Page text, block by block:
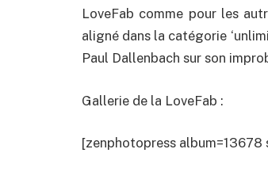
LoveFab comme pour les
aligné dans la catégorie
Paul Dallenbach sur son
Gallerie de la LoveFab :
[zenphotopress album=13678